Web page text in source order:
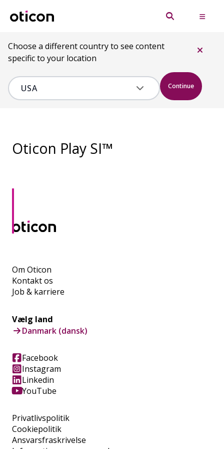
Choose a different country to see content
specific to your location
Continue
Oticon Play SI™
Om Oticon
Kontakt os
Job & karriere
Privatlivspolitik
Cookiepolitik
Ansvarsfraskrivelse
Vælg land
Danmark (dansk)
Facebook
Instagram
Linkedin
YouTube